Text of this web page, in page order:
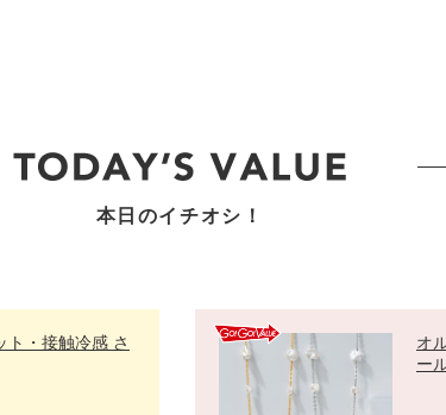
本日のイチオシ！
ト・接触冷感 さ
オ
ー